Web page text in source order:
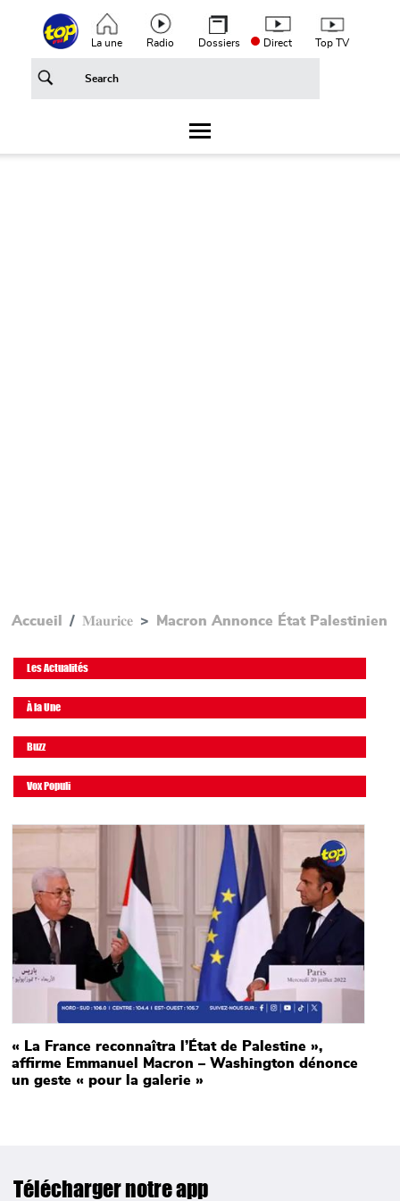
Aller au contenu principalTop header menu
La une Radio Dossiers Direct Top TV
Accueil 𝐌𝐚𝐮𝐫𝐢𝐜𝐞 Macron Annonce État Palestinien
Les Actualités
À la Une
Buzz
Vox Populi
Main picture
« La France reconnaîtra l’État de Palestine »,
affirme Emmanuel Macron – Washington dénonce
un geste « pour la galerie »
Télécharger notre app